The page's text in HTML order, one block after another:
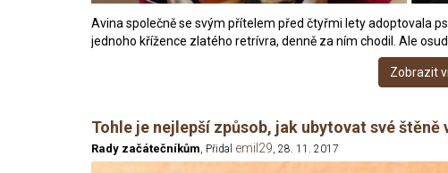
Avina společně se svým přítelem před čtyřmi lety adoptovala
jednoho křížence zlatého retrívra, denně za ním chodil. Ale osud
Zobrazit
Tohle je nejlepší způsob, jak ubytovat své štěně
Rady začátečníkům, Přidal emil29, 28. 11. 2017